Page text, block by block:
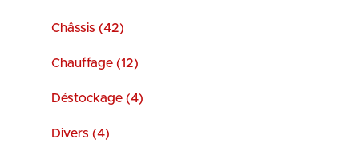
Châssis (42)
Chauffage (12)
Déstockage (4)
Divers (4)